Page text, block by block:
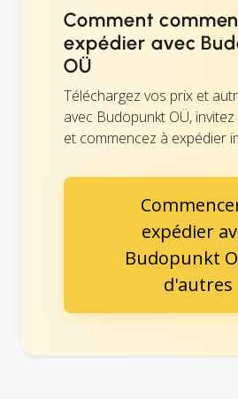
Comment
expédier avec
OÜ
Téléchargez vos prix et
avec Budopunkt OÜ,
et commencez à expédier
expédier
Budopunkt
d'autres